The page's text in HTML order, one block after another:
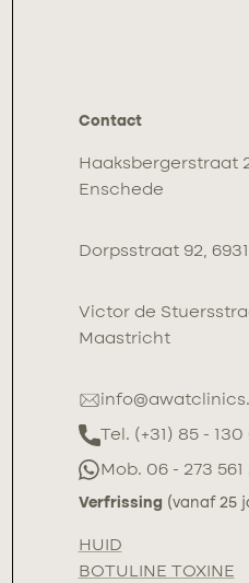
Contact
Haaksbergerstraat
Enschede
Dorpsstraat 92,
Victor de
Maastricht
Tel. (+31) 85 -
Mob. 06 - 273 561
Verfrissing (vanaf 25
HUID
BOTULINE TOXINE